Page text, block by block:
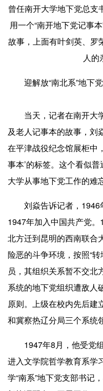
曾任南开大学地下党总支
用一个“南开地下党记事
故事，上面有叶剑英、罗
人的
迎解放“南北系”地下
当天，记者在南开大
及老人记事本的故事，刘
在平津战役纪念馆展柜中
事本’的标签。这个看似
大学从事地下党工作的难
刘焱告诉记者，1946
1947年加入中国共产党
北方迁到昆明的西南联合
险恶的斗争环境，按照“
员，其组织关系暂不交北
系统的地下党组织遭敌人
原则。上级在校内先后建
和冀察热辽分局三个系统
1947年8月，他受党组
进入文学院哲学教育系学
学“南系”地下党支部书记